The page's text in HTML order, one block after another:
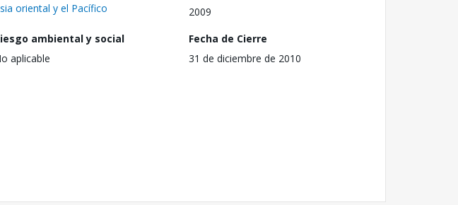
oriental y el Pacífico
2009
ambiental y social
aplicable
Fecha de Cierre
31 de diciembre de 2010